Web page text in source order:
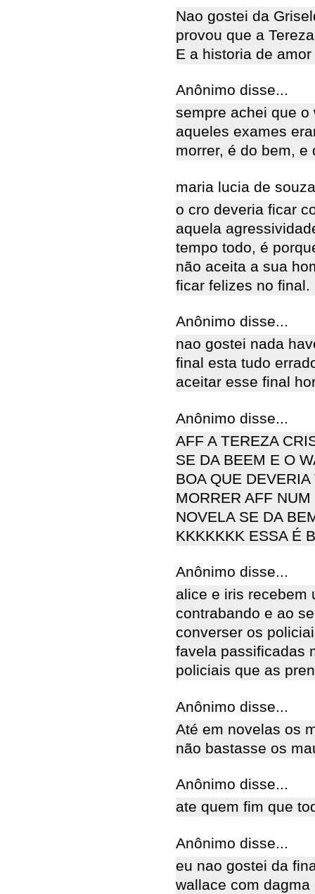
Nao gostei da
provou que a
E a historia de
Anônimo disse...
sempre achei que
aqueles exames
morrer, é do bem, e
maria lucia de
o cro deveria ficar
aquela
tempo todo, é
não aceita a sua
ficar felizes no final.
Anônimo disse...
nao gostei nada
final esta tudo
aceitar esse final
Anônimo disse...
AFF A TEREZA
SE DA BEEM E O
BOA QUE
MORRER AFF
NOVELA SE DA
KKKKKKK ESSA É
Anônimo disse...
alice e iris recebem
contrabando e ao
converser os
favela passificadas
policiais que as
Anônimo disse...
Até em novelas os
não bastasse os
Anônimo disse...
ate quem fim que
Anônimo disse...
eu nao gostei da
wallace com